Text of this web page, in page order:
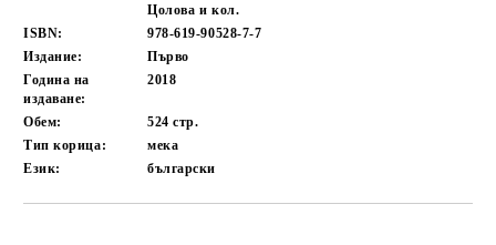
Цолова и кол.
ISBN:
978-619-90528-7-7
Издание:
Първо
Година на
издаване:
2018
Обем: 524стр.
Тип корица:
мека
Език:
български